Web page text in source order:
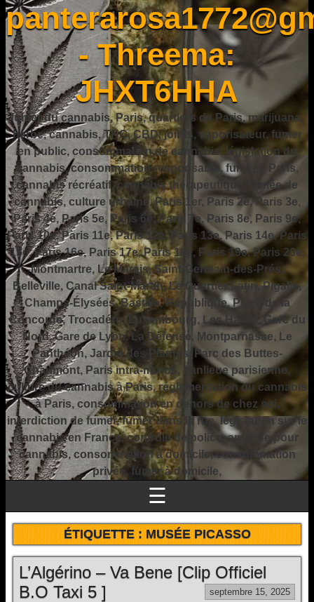
- Threema:
JHXT6HHA
fumer du cannabis, Paris, quartiers de Paris, marijuana,
herbe, cannabis, THC, CBD, joints, vaporisateur, fumer
en public, consommation de cannabis, législation du
cannabis, consommation responsable, fumer à Paris,
cannabis récréatif, cannabis thérapeutique, fumée de
cannabis, culture urbaine, Paris 1er, Paris 2e, Paris 3e,
Paris 4e, Paris 5e, Paris 6e, Paris 7e, Paris 8e, Paris 9e,
Paris 10e, Paris 11e, Paris 12e, Paris 13e, Paris 14e, Paris
15e, Paris 16e, Paris 17e, Paris 18e, Paris 19e, Paris 20e,
Montmartre, Le Marais, Saint-Germain-des-Prés,
Belleville, Canal Saint-Martin, Le Quartier Latin, Pigalle,
Champs-Élysées, Bastille, République, Place de la
Concorde, Trocadéro, Luxembourg, Les Halles, Gare du
Nord, Gare de Lyon, La Défense, Montparnasse, Le
Panthéon, Jardin des Plantes, Parc des Buttes-
Chaumont, Paris intra-muros, banlieue parisienne,
culture du cannabis à Paris, réglementation du cannabis
à Paris, consommation en dehors de chez soi,
interdiction de fumer, fumer dans la rue, législation sur le
cannabis en France, contrôle de police, amende pour
cannabis, consommation à domicile, consommation
privée, fumer à domicile,
☰
ÉTIQUETTE :MUSÉE PICASSO
L’Algérino – Va Bene [Clip Officiel
B.O Taxi 5 ]
septembre 15, 2025